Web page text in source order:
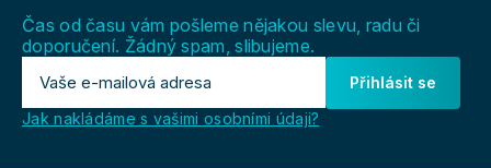
Čas od času vám pošleme nějakou slevu, radu či
doporučení. Žádný spam, slibujeme.
Přihlásit se
Jak nakládáme s vašimi osobními údaji?